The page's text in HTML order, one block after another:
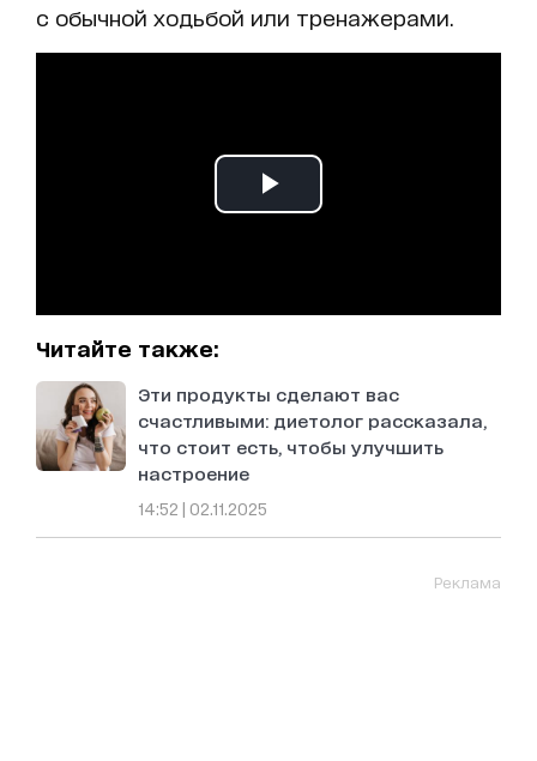
с обычной ходьбой или тренажерами.
Читайте также:
Эти продукты сделают вас
счастливыми: диетолог рассказала,
что стоит есть, чтобы улучшить
настроение
14:52 | 02.11.2025
Реклама